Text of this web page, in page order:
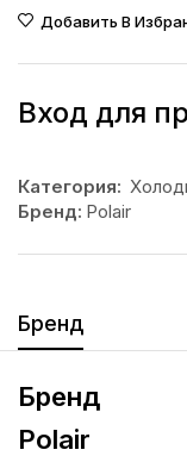
Добавить В
Вход для
Категория:
Бренд: Polair
Бренд
Бренд
Polair